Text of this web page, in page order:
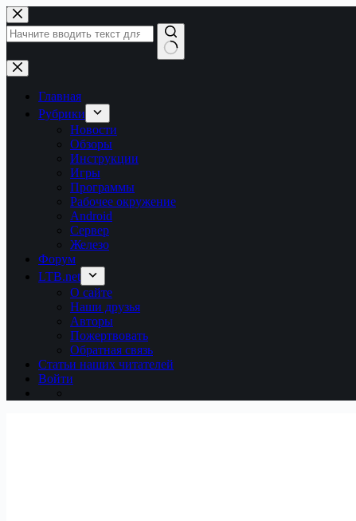
Перейти
к
сути
Ничего
не
найденоГлавная
Рубрики
Новости
Обзоры
Инструкции
Игры
Программы
Рабочее окружение
Android
Сервер
Железо
Форум
LTB.net
О сайте
Наши друзья
Авторы
Пожертвовать
Обратная связь
Статьи наших читателей
Войти